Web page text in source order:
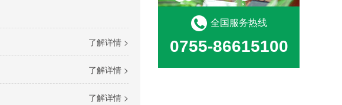
了解详情 >
了解详情 >
了解详情 >
全国服务热线
0755-86615100